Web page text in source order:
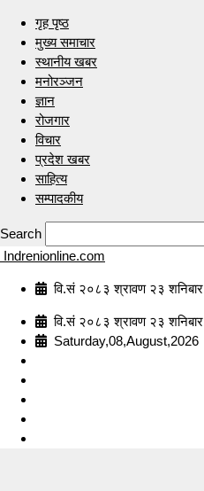
गृह पृष्ठ
मुख्य समाचार
स्थानीय खबर
मनोरञ्जन
ज्ञान
रोजगार
विचार
प्रदेश खबर
साहित्य
सम्पादकीय
Search
Indrenionline.com
वि.सं २०८३ श्रावण २३ शनिबार
वि.सं २०८३ श्रावण २३ शनिबार
Saturday,08,August,2026